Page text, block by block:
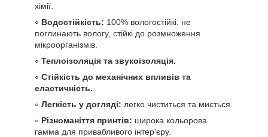
хімії.
Водостійкість: 100% вологостійкі, не
поглинають вологу, стійкі до розмноження
мікроорганізмів.
Теплоізоляція та звукоізоляція.
Стійкість до механічних впливів та
еластичність.
Легкість у догляді: легко чиститься та миється.
Різноманіття принтів: широка кольорова
гамма для привабливого інтер'єру.